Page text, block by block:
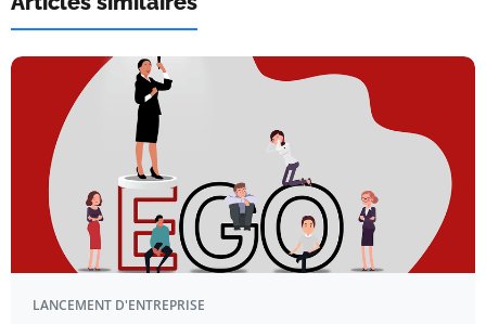
LANCEMENT D'ENTREPRISE